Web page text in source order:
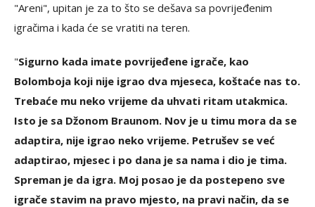
"Areni", upitan je za to što se dešava sa povrijeđenim
igračima i kada će se vratiti na teren.
"Sigurno kada imate povrijeđene igrače, kao
Bolomboja koji nije igrao dva mjeseca, koštaće nas to.
Trebaće mu neko vrijeme da uhvati ritam utakmica.
Isto je sa Džonom Braunom. Nov je u timu mora da se
adaptira, nije igrao neko vrijeme. Petrušev se već
adaptirao, mjesec i po dana je sa nama i dio je tima.
Spreman je da igra. Moj posao je da postepeno sve
igrače stavim na pravo mjesto, na pravi način, da se